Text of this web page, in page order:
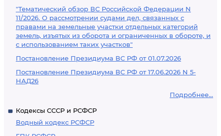
"Тематический обзор ВС Российской Федерации N
11/2026. О рассмотрении судами дел, связанных с
правами на земельные участки отдельных категорий
земель, изъятых из оборота и ограниченных в обороте, и
с использованием таких участков"
Постановление Президиума ВС РФ от 01.07.2026
Постановление Президиума ВС РФ от 17.06.2026 N 5-
НАД26
Подробнее...
Кодексы СССР и РСФСР
Водный кодекс РСФСР